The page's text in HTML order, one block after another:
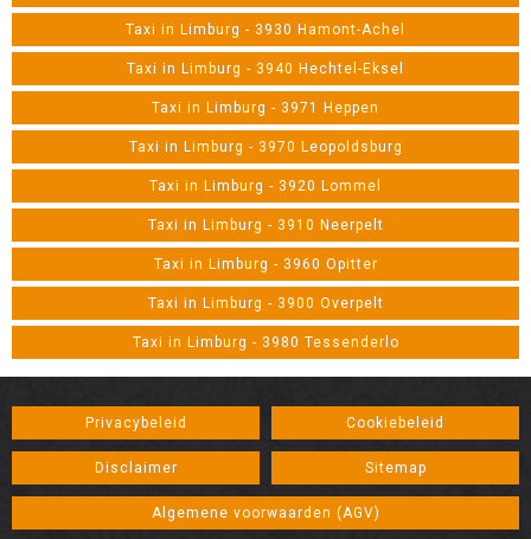
Taxi in Limburg - 3930 Hamont-Achel
Taxi in Limburg - 3940 Hechtel-Eksel
Taxi in Limburg - 3971 Heppen
Taxi in Limburg - 3970 Leopoldsburg
Taxi in Limburg - 3920 Lommel
Taxi in Limburg - 3910 Neerpelt
Taxi in Limburg - 3960 Opitter
Taxi in Limburg - 3900 Overpelt
Taxi in Limburg - 3980 Tessenderlo
Privacybeleid Cookiebeleid
Disclaimer Sitemap
Algemene voorwaarden (AGV)